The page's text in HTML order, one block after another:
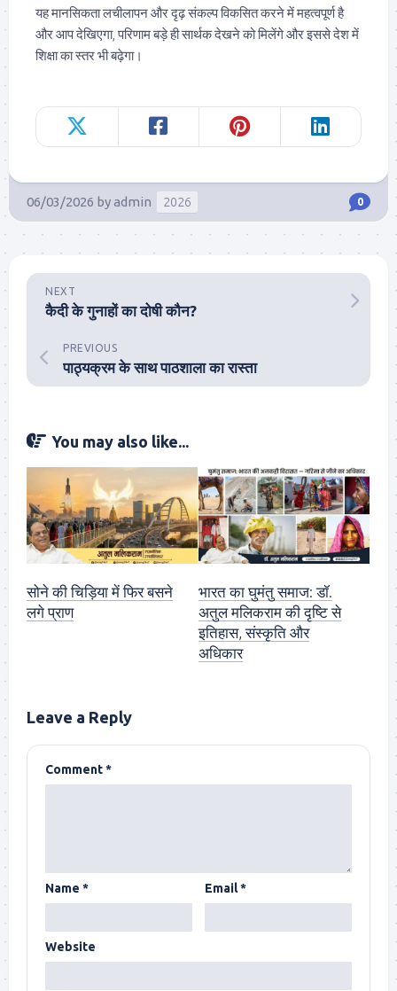
यह मानसिकता लचीलापन और दृढ़ संकल्प विकसित करने में महत्वपूर्ण है
और आप देखिएगा, परिणाम बड़े ही सार्थक देखने को मिलेंगे और इससे देश में
शिक्षा का स्तर भी बढ़ेगा।
06/03/2026 byadmin 2026 0
NEXT
कैदी के गुनाहों का दोषी कौन?
PREVIOUS
पाठ्यक्रम के साथ पाठशाला का रास्ता
You may also like...
सोने की चिड़िया में फिर बसने
लगे प्राण
भारत का घुमंतु समाज: डॉ.
अतुल मलिकराम की दृष्टि से
इतिहास, संस्कृति और
अधिकार
Leave a Reply
Comment*
Name * Email*
Website